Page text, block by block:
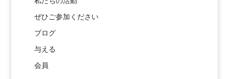
ぜひご参加ください
ブログ
与える
会員